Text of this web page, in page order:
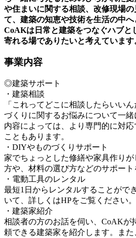
や住まいに関する相談、改修現場
て、建築の知恵や技術を生活の中へ
CoAKは日常と建築をつなぐハブと
寄れる場でありたいと考えています
事業内容
◎建築サポート
・建築相談
「これってどこに相談したらいい
づくりに関するお悩みについて一緒
内容によっては、より専門的に対
こともあります。
・DIYやものづくりサポート
家でちょっとした修繕や家具作り
方や、材料の選び方などのサポート
・電動工具のレンタル
最短1日からレンタルすることがで
いて、詳しくはHPをご覧ください。
・建築家紹介
相談者の方のお話を伺い、CoAKが
頼できる建築家を紹介します。ま